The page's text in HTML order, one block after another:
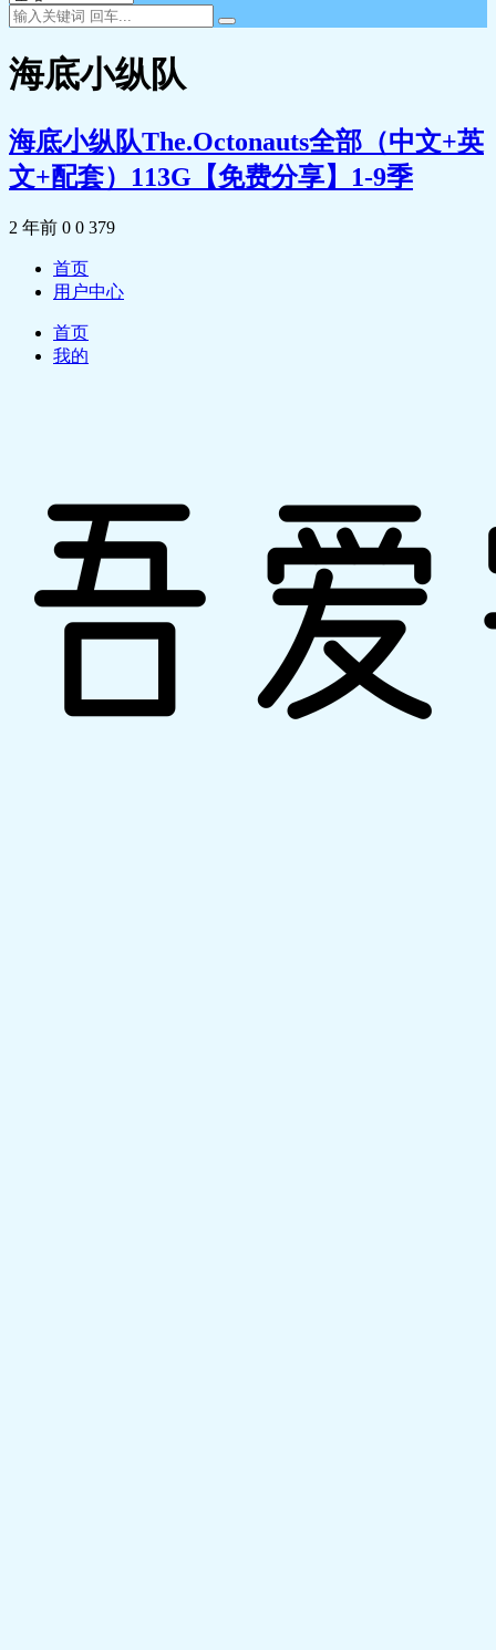
海底小纵队
海底小纵队The.Octonauts全部（中文+英
文+配套）113G【免费分享】1-9季
2 年前 0 0 379
首页
用户中心
首页
我的